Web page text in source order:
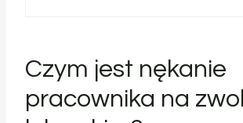
Czym jest nękanie
pracownika na